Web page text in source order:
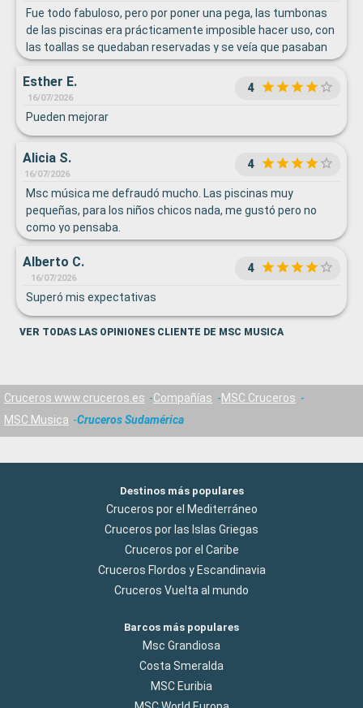
Fue todo fabuloso, pero por poner una pega, las tumbonas
de las piscinas era prácticamente imposible hacer uso, con
las toallas se quedaban reservadas y se veía que pasaban
horas sin usarse. Haciendo que el resto de pasajeros no
pudiéramos hacer uso en todo el día.
Esther E.
16/07/2026
4
Pueden mejorar
Alicia S.
16/07/2026
4
Msc música me defraudó mucho. Las piscinas muy
pequeñas, para los niños chicos nada, me gustó pero no
como yo pensaba.
Alberto C.
16/07/2026
4
Superó mis expectativas
VER TODAS LAS OPINIONES CLIENTE DE MSC MUSICA
Cruceros www.cruceros.es Compañías
MSC Cruceros
MSC Musica
Cruceros Sudamérica
Destinos más populares
Cruceros por el Mediterráneo
Cruceros por las Islas Griegas
Cruceros por el Caribe
Cruceros Flordos y Escandinavia
Cruceros Vuelta al mundo
Barcos más populares
Msc Grandiosa
Costa Smeralda
MSC Euribia